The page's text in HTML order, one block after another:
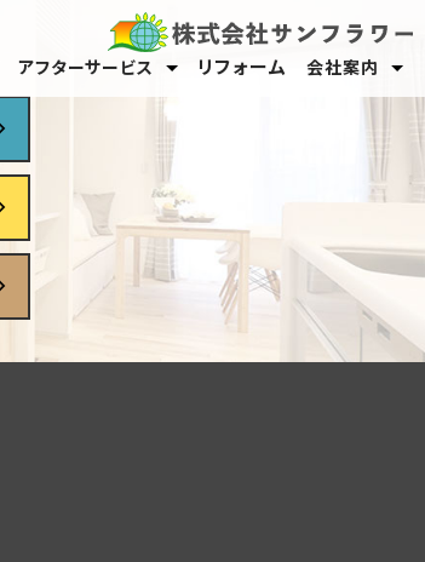
アフターサービス
オーナーサポート
保証・メンテナンス
リフォーム 会社案内
スタッフ紹介
採用情報